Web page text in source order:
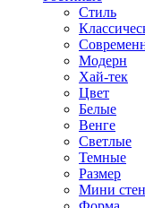
Стиль
Модерн
Хай-тек
Цвет
Белые
Венге
Светлые
Темные
Размер
Мини